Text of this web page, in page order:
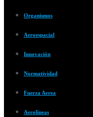
Organismos
Aeroespacial
Innovación
Normatividad
Fuerza Aerea
Aerolíneas